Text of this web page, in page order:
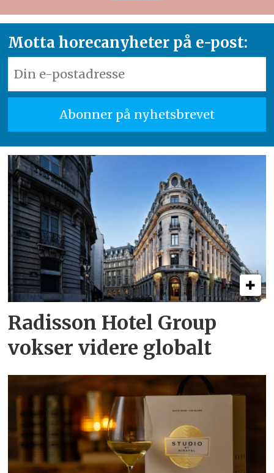
Motta horecanyheter på e-post:
Radisson Hotel Group
vokser videre globalt